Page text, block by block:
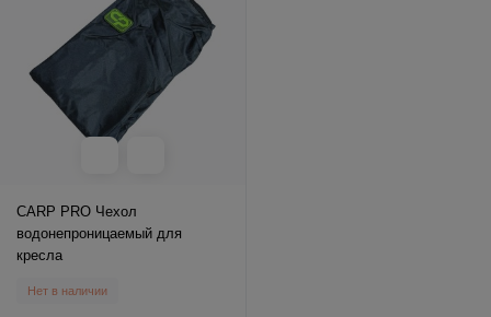
CARP PRO Чехол
водонепроницаемый для
кресла
Нет в наличии